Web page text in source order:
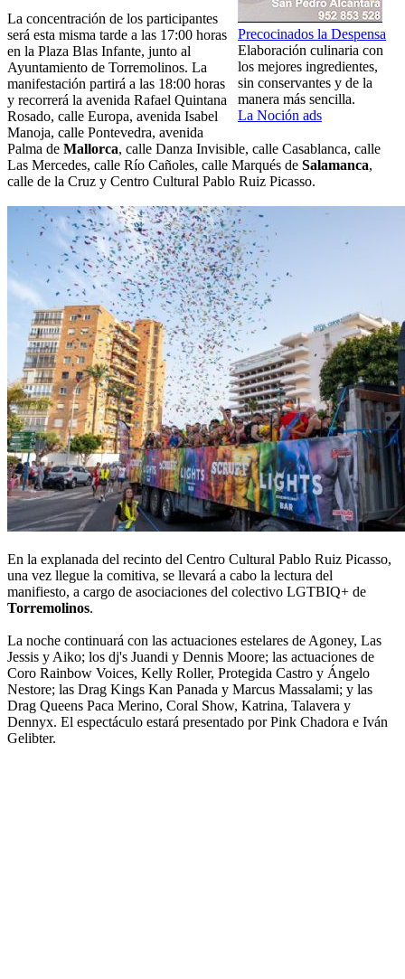
Precocinados la Despensa
Elaboración culinaria con
los mejores ingredientes,
sin conservantes y de la
manera más sencilla.
La Noción ads
La concentración de los participantes
será esta misma tarde a las 17:00 horas
en la Plaza Blas Infante, junto al
Ayuntamiento de Torremolinos. La
manifestación partirá a las 18:00 horas
y recorrerá la avenida Rafael Quintana
Rosado, calle Europa, avenida Isabel
Manoja, calle Pontevedra, avenida
Palma de Mallorca, calle Danza Invisible, calle Casablanca, calle
Las Mercedes, calle Río Cañoles, calle Marqués de Salamanca,
calle de la Cruz y Centro Cultural Pablo Ruiz Picasso.
En la explanada del recinto del Centro Cultural Pablo Ruiz Picasso,
una vez llegue la comitiva, se llevará a cabo la lectura del
manifiesto, a cargo de asociaciones del colectivo LGTBIQ+ de
Torremolinos.
La noche continuará con las actuaciones estelares de Agoney, Las
Jessis y Aiko; los dj's Juandi y Dennis Moore; las actuaciones de
Coro Rainbow Voices, Kelly Roller, Protegida Castro y Ángelo
Nestore; las Drag Kings Kan Panada y Marcus Massalami; y las
Drag Queens Paca Merino, Coral Show, Katrina, Talavera y
Dennyx. El espectáculo estará presentado por Pink Chadora e Iván
Gelibter.